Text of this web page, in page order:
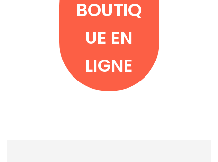
BOUTIQ
UE EN
LIGNE